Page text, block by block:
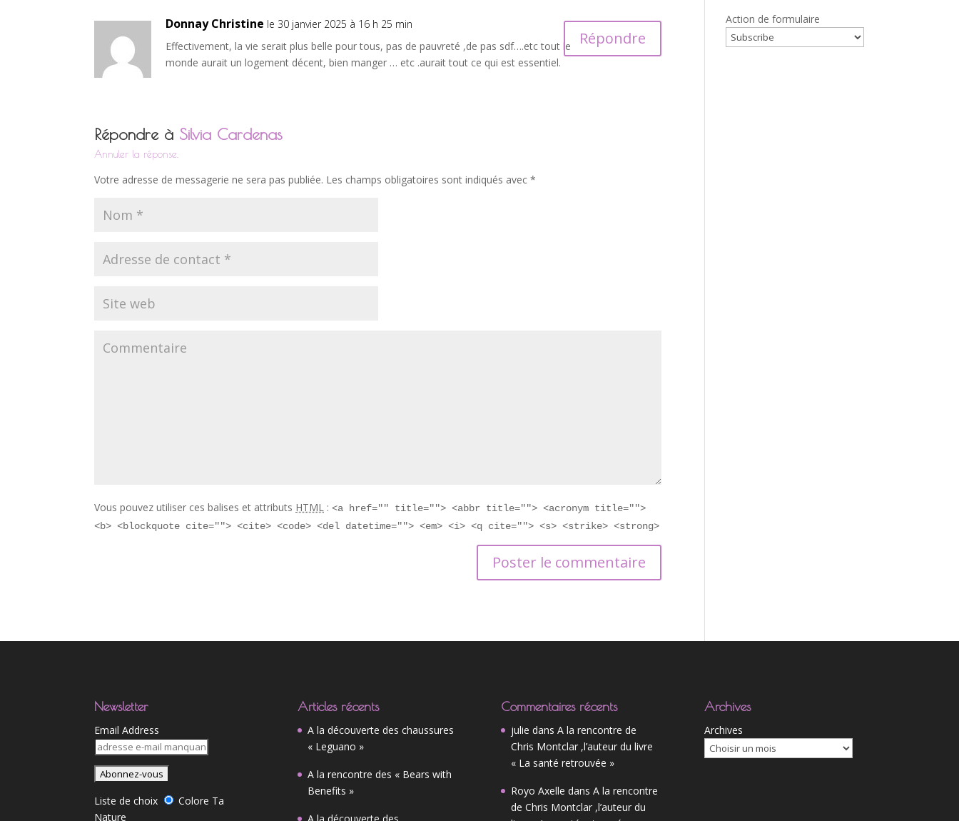
Donnay Christine le 30 janvier 2025 à 16 h 25 min
Effectivement, la vie serait plus belle pour tous, pas de pauvreté ,de pas sdf….etc tout le
monde aurait un logement décent, bien manger … etc .aurait tout ce qui est essentiel.
Répondre
Répondre à Silvia Cardenas
Annuler la réponse.
Votre adresse de messagerie ne sera pas publiée. Les champs obligatoires sont indiqués avec *
Vous pouvez utiliser ces balises et attributs HTML : <a href="" title=""> <abbr title=""> <acronym title="">
<b> <blockquote cite=""> <cite> <code> <del datetime=""> <em> <i> <q cite=""> <s> <strike> <strong>
Action de formulaire
Newsletter
Email Address
Liste de choix
Colore Ta
Nature
Articles récents
A la découverte des chaussures
« Leguano »
A la rencontre des « Bears with
Benefits »
Commentaires récents
julie dans A la rencontre de
Chris Montclar ,l’auteur du livre
« La santé retrouvée »
Royo Axelle dans A la rencontre
de Chris Montclar ,l’auteur du
Archives
Archives